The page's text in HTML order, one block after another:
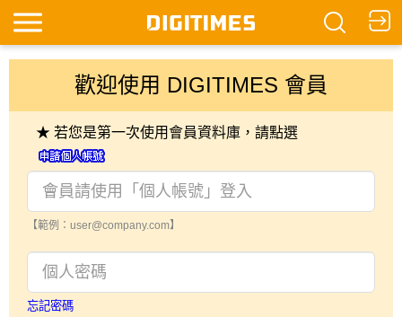
歡迎使用 DIGITIMES 會員
★ 若您是第一次使用會員資料庫，請點選
【範例：user@company.com】
忘記密碼